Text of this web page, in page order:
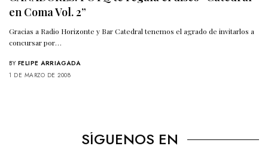
en Coma Vol. 2”
Gracias a Radio Horizonte y Bar Catedral tenemos el agrado de invitarlos a
concursar por…
BY FELIPE ARRIAGADA
1 DE MARZO DE 2008
SÍGUENOS EN